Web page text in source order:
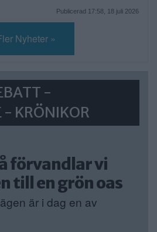
Publicerad 17:58, 18 juli 2026
Nyheter »
-
- KRÖNIKOR
förvandlar vi
till en grön oas
är i dag en av